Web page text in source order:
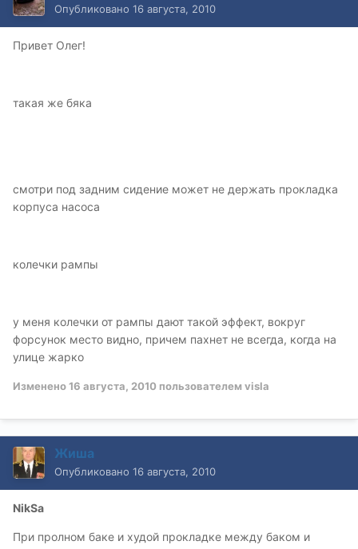
Опубликовано 16 августа, 2010
Привет Олег!
такая же бяка
смотри под задним сидение может не держать прокладка
корпуса насоса
колечки рампы
у меня колечки от рампы дают такой эффект, вокруг
форсунок место видно, причем пахнет не всегда, когда на
улице жарко
Изменено16 августа, 2010 пользователем visla
Жиша
Опубликовано 16 августа, 2010
NikSa
При пролном баке и худой прокладке между баком и